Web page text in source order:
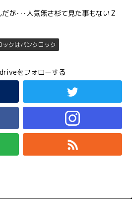
が･･･人気無さ杉て見た事もないＺ
クはパンクロック
をフォローする